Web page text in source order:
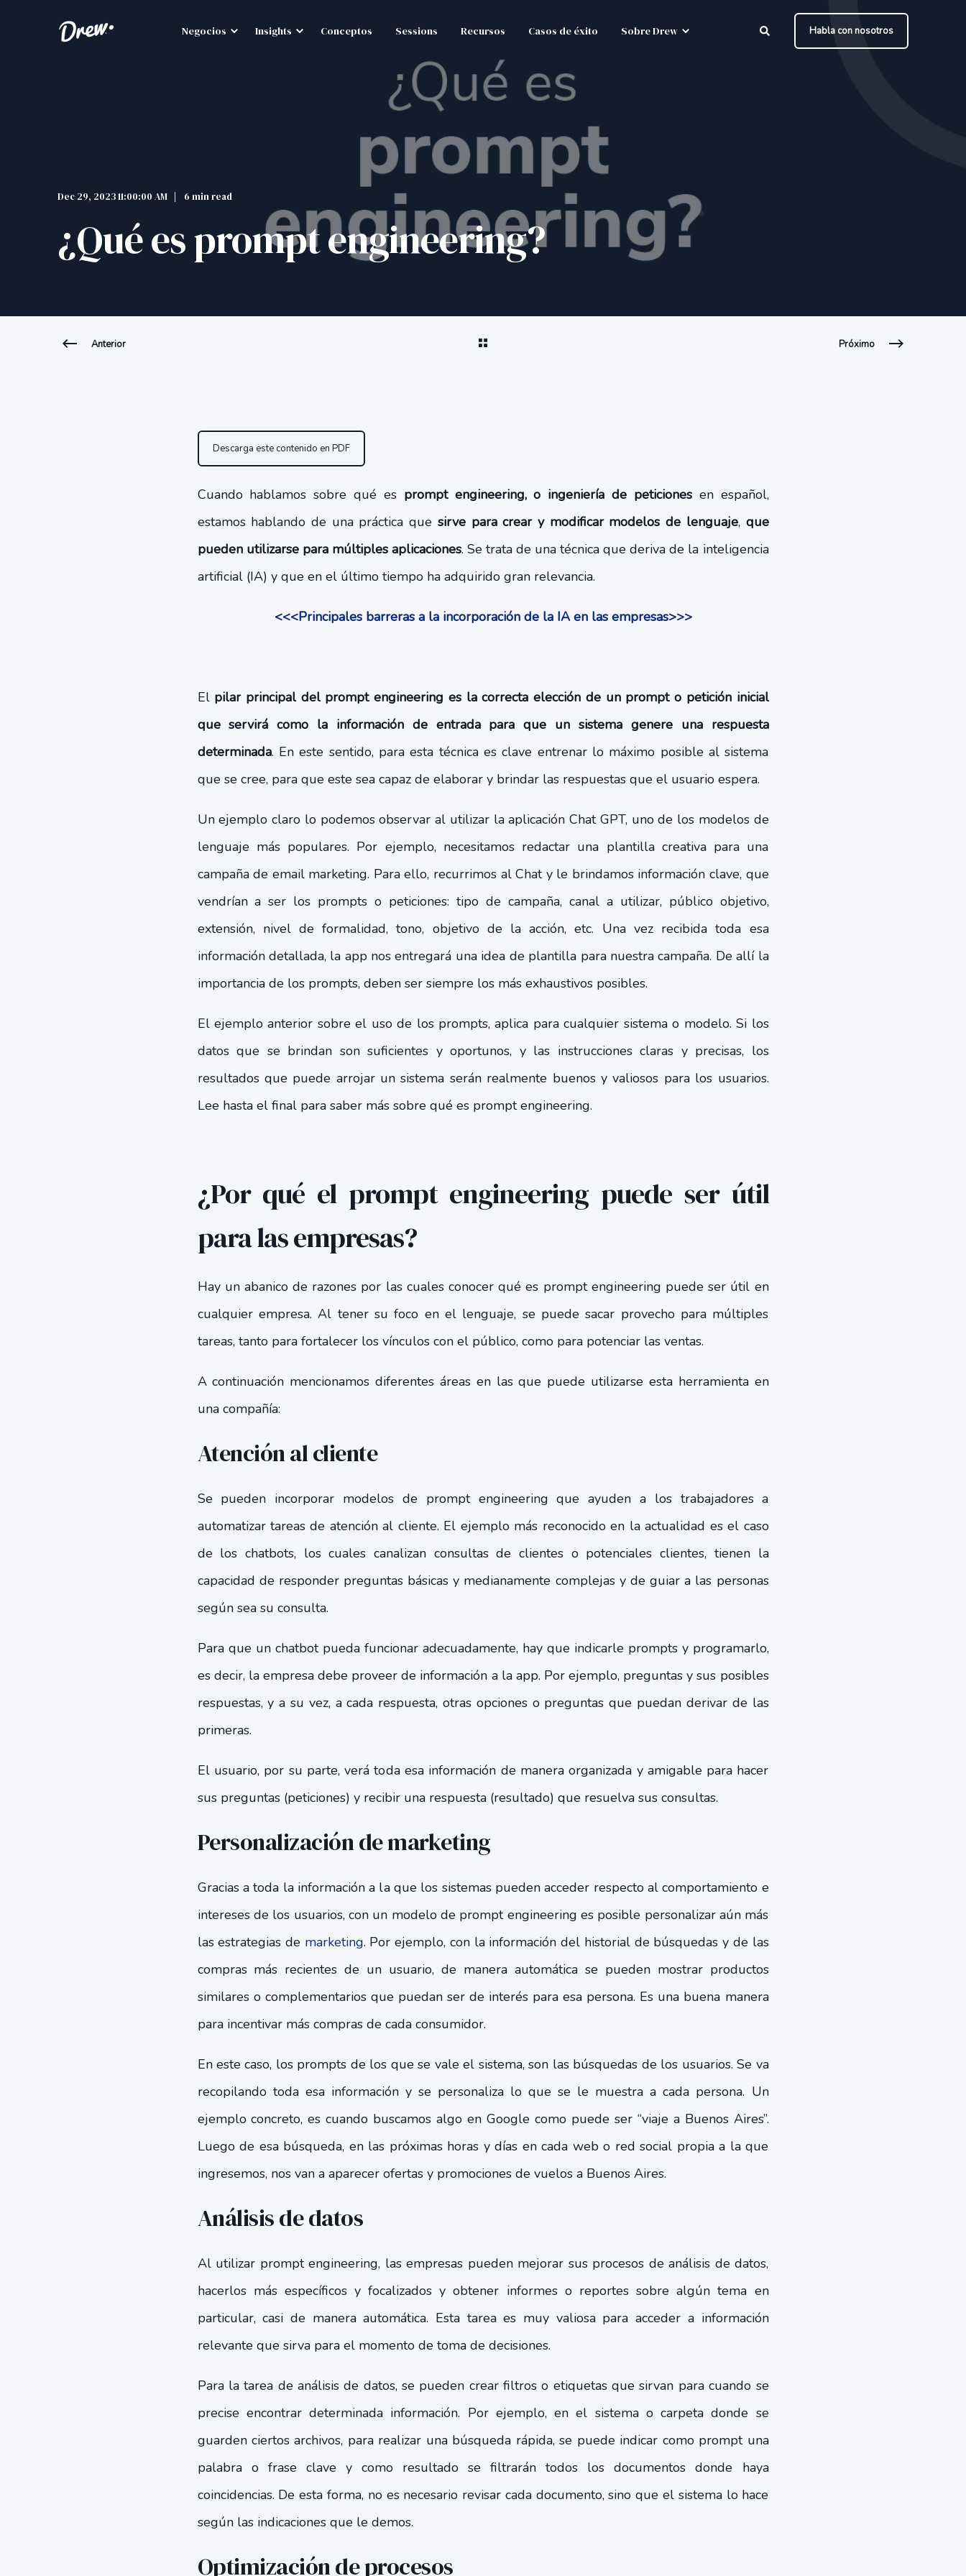
Negocios Insights Conceptos Sessions Recursos Casos de éxito Sobre Drew Habla con nosotros
Dec 29, 2023 11:00:00 AM 6 min read
¿Qué es prompt engineering?
Anterior Próximo
Descarga este contenido en PDF
Cuando hablamos sobre qué es prompt engineering, o ingeniería de peticionesen español,
estamos hablando de una práctica que sirve para crear y modificar modelos de lenguaje, que
pueden utilizarse para múltiples aplicaciones. Se trata de una técnica que deriva de la inteligencia
artificial (IA) y que en el último tiempo ha adquirido gran relevancia.
<<<Principales barreras a la incorporación de la IA en las empresas>>>
El pilar principal del prompt engineering es la correcta elección de un prompt o petición inicial
que servirá como la información de entrada para que un sistema genere una respuesta
determinada. En este sentido, para esta técnica es clave entrenar lo máximo posible al sistema
que se cree, para que este sea capaz de elaborar y brindar las respuestas que el usuario espera.
Un ejemplo claro lo podemos observar al utilizar la aplicación Chat GPT, uno de los modelos de
lenguaje más populares. Por ejemplo, necesitamos redactar una plantilla creativa para una
campaña de email marketing. Para ello, recurrimos al Chat y le brindamos información clave, que
vendrían a ser los prompts o peticiones: tipo de campaña, canal a utilizar, público objetivo,
extensión, nivel de formalidad, tono, objetivo de la acción, etc. Una vez recibida toda esa
información detallada, la app nos entregará una idea de plantilla para nuestra campaña. De allí la
importancia de los prompts, deben ser siempre los más exhaustivos posibles.
El ejemplo anterior sobre el uso de los prompts, aplica para cualquier sistema o modelo. Si los
datos que se brindan son suficientes y oportunos, y las instrucciones claras y precisas, los
resultados que puede arrojar un sistema serán realmente buenos y valiosos para los usuarios.
Lee hasta el final para saber más sobre qué es prompt engineering.
¿Por qué el prompt engineering puede ser útil
para las empresas?
Hay un abanico de razones por las cuales conocer qué es prompt engineering puede ser útil en
cualquier empresa. Al tener su foco en el lenguaje, se puede sacar provecho para múltiples
tareas, tanto para fortalecer los vínculos con el público, como para potenciar las ventas.
A continuación mencionamos diferentes áreas en las que puede utilizarse esta herramienta en
una compañía:
Atención al cliente
Se pueden incorporar modelos de prompt engineering que ayuden a los trabajadores a
automatizar tareas de atención al cliente. El ejemplo más reconocido en la actualidad es el caso
de los chatbots, los cuales canalizan consultas de clientes o potenciales clientes, tienen la
capacidad de responder preguntas básicas y medianamente complejas y de guiar a las personas
según sea su consulta.
Para que un chatbot pueda funcionar adecuadamente, hay que indicarle prompts y programarlo,
es decir, la empresa debe proveer de información a la app. Por ejemplo, preguntas y sus posibles
respuestas, y a su vez, a cada respuesta, otras opciones o preguntas que puedan derivar de las
primeras.
El usuario, por su parte, verá toda esa información de manera organizada y amigable para hacer
sus preguntas (peticiones) y recibir una respuesta (resultado) que resuelva sus consultas.
Personalización de marketing
Gracias a toda la información a la que los sistemas pueden acceder respecto al comportamiento e
intereses de los usuarios, con un modelo de prompt engineering es posible personalizar aún más
las estrategias de marketing. Por ejemplo, con la información del historial de búsquedas y de las
compras más recientes de un usuario, de manera automática se pueden mostrar productos
similares o complementarios que puedan ser de interés para esa persona. Es una buena manera
para incentivar más compras de cada consumidor.
En este caso, los prompts de los que se vale el sistema, son las búsquedas de los usuarios. Se va
recopilando toda esa información y se personaliza lo que se le muestra a cada persona. Un
ejemplo concreto, es cuando buscamos algo en Google como puede ser “viaje a Buenos Aires”.
Luego de esa búsqueda, en las próximas horas y días en cada web o red social propia a la que
ingresemos, nos van a aparecer ofertas y promociones de vuelos a Buenos Aires.
Análisis de datos
Al utilizar prompt engineering, las empresas pueden mejorar sus procesos de análisis de datos,
hacerlos más específicos y focalizados y obtener informes o reportes sobre algún tema en
particular, casi de manera automática. Esta tarea es muy valiosa para acceder a información
relevante que sirva para el momento de toma de decisiones.
Para la tarea de análisis de datos, se pueden crear filtros o etiquetas que sirvan para cuando se
precise encontrar determinada información. Por ejemplo, en el sistema o carpeta donde se
guarden ciertos archivos, para realizar una búsqueda rápida, se puede indicar como prompt una
palabra o frase clave y como resultado se filtrarán todos los documentos donde haya
coincidencias. De esta forma, no es necesario revisar cada documento, sino que el sistema lo hace
según las indicaciones que le demos.
Optimización de procesos